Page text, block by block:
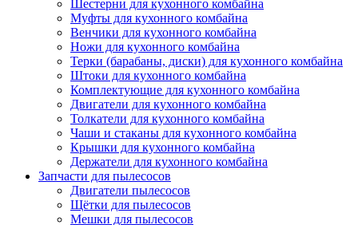
Шестерни для кухонного комбайна
Муфты для кухонного комбайна
Венчики для кухонного комбайна
Ножи для кухонного комбайна
Терки (барабаны, диски) для кухонного комбайна
Штоки для кухонного комбайна
Комплектующие для кухонного комбайна
Двигатели для кухонного комбайна
Толкатели для кухонного комбайна
Чаши и стаканы для кухонного комбайна
Крышки для кухонного комбайна
Держатели для кухонного комбайна
Запчасти для пылесосов
Двигатели пылесосов
Щётки для пылесосов
Мешки для пылесосов